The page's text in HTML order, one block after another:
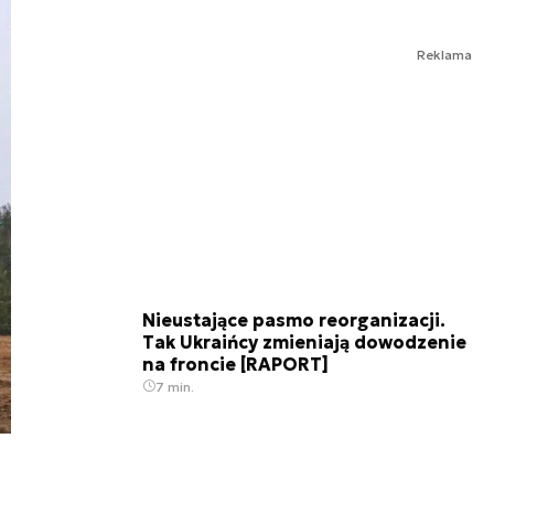
Reklama
Nieustające pasmo reorganizacji.
Tak Ukraińcy zmieniają dowodzenie
na froncie [RAPORT]
7 min.